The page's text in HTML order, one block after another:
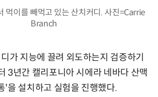
먹이를 빼먹고 있는 산치커디. 사진=Carrie
Branch
가 지능에 끌려 외도하는지 검증하기
3년간 캘리포니아 시에라 네바다 산맥
'을 설치하고 실험을 진행했다.